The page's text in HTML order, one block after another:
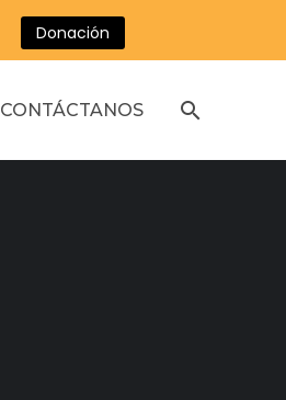
Donación
CONTÁCTANOS